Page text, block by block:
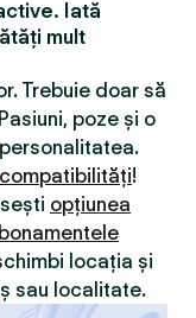
Iată
mult
Trebuie doar să
poze și o
compatibilităţi!
opțiunea
locația și
sau localitate.